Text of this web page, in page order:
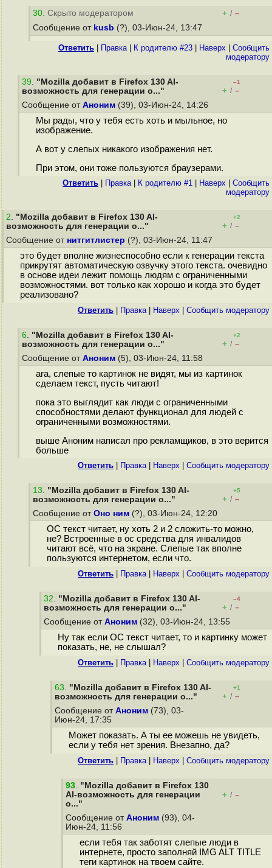
30. Скрыто модератором + / –
Сообщение от kusb (?), 03-Июн-24, 13:47
Ответить Правка| К родителю #23 Наверх
Cообщить
модератору
39. "Mozilla добавит в Firefox 130 AI-
возможность для генерации о..."
–1
+ / –
Сообщение от Аноним (39), 03-Июн-24, 14:26
Мы рады, что у тебя есть хоть и мыльное, но
изображение.
А вот у слепых никакого изображения нет.
При этом, они тоже пользуются браузерами.
Ответить Правка| К родителю #1 Наверх
Cообщить
модератору
2. "Mozilla добавит в Firefox 130 AI-
возможность для генерации о..."
+2
+ / –
Сообщение от нитгитлистер (?), 03-Июн-24, 11:47
это будет вполне жизнеспособно если к генерации текста
прикрутят автоматическую озвучку этого текста. очевидно
в основе идеи лежит помощь людям с ограниченными
возможностями. вот только как хорошо и когда это будет
реализовано?
Ответить Правка| Наверх Cообщить модератору
6. "Mozilla добавит в Firefox 130 AI-
возможность для генерации о..."
+2
+ / –
Сообщение от Аноним (5), 03-Июн-24, 11:58
ага, слепые то картинок не видят, мы из картинок
сделаем текст, пусть читают!
пока это выглядит как люди с ограниченными
способностями делают функционал для людей с
ограниченными возможностями.
выше Аноним написал про рекламщиков, в это верится
больше
Ответить Правка| Наверх Cообщить модератору
13. "Mozilla добавит в Firefox 130 AI-
возможность для генерации о..."
+5
+ / –
Сообщение от Оно ним (?), 03-Июн-24, 12:20
ОС текст читает, ну хоть 2 и 2 сложить-то можно,
не? Встроенные в ос средства для инвалидов
читают всё, что на экране. Слепые так вполне
пользуются интернетом, если что.
Ответить Правка| Наверх Cообщить модератору
32. "Mozilla добавит в Firefox 130 AI-
возможность для генерации о..."
–4
+ / –
Сообщение от Аноним (32), 03-Июн-24, 13:55
Ну так если ОС текст читает, то и картинку может
показать, не, не слышал?
Ответить Правка| Наверх Cообщить модератору
63. "Mozilla добавит в Firefox 130 AI-
возможность для генерации о..."
+1
+ / –
Сообщение от Аноним (73), 03-
Июн-24, 17:35
Может показать. А ты ее можешь не увидеть,
если у тебя нет зрения. Внезапно, да?
Ответить Правка| Наверх Cообщить модератору
93. "Mozilla добавит в Firefox 130
AI-возможность для генерации
о..."
+ / –
Сообщение от Аноним (93), 04-
Июн-24, 11:56
если тебя так заботят слепые люди в
интернете, просто заполняй IMG ALT TITLE
теги картинок на твоем сайте.